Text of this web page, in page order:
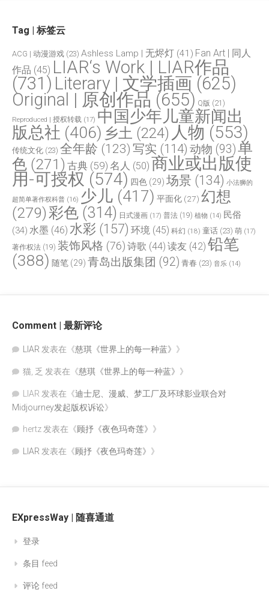
Tag | 标签云
ACG | 动漫游戏 (23) Ashless Lamp | 无烬灯 (41) Fan Art | 同人
作品 (45) LIAR‘s Work | LIAR作品
(731) Literary | 文学插画 (625)
Original | 原创作品 (655) Q版 (21)
Reproduced | 授权转载 (17) 中国少年儿童新闻出
版总社 (406) 乡土 (224) 人物 (553)
传统文化 (23) 全年龄 (123) 写实 (114) 动物 (93)单
色 (271) 古典 (59) 名人 (50) 商业或出版使
用-可授权 (574) 四色 (29) 场景 (134) 小法狮的
超简单著作权科普 (16) 少儿 (417) 平面化 (27) 幻想
(279)彩色 (314) 日式漫画 (17) 普法 (19) 植物 (14) 民俗
(34) 水墨 (46) 水彩 (157) 环境 (45) 科幻 (18) 童话 (23) 萌 (17)
著作权法 (19) 装饰风格 (76) 诗歌 (44) 读友 (42) 铅笔
(388) 随笔 (29) 青岛出版集团 (92) 青春 (23) 音乐 (14)
Comment | 最新评论
LIAR 发表在《慈琪《世界上的每一种蓝》 》
猫, 乏 发表在《慈琪《世界上的每一种蓝》 》
LIAR 发表在《迪士尼、漫威、梦工厂及环球影业联合对
Midjourney发起版权诉讼》
hertz 发表在《顾抒《夜色玛奇莲》 》
LIAR 发表在《顾抒《夜色玛奇莲》 》
EXpressWay | 随喜通道
登录
条目 feed
评论 feed